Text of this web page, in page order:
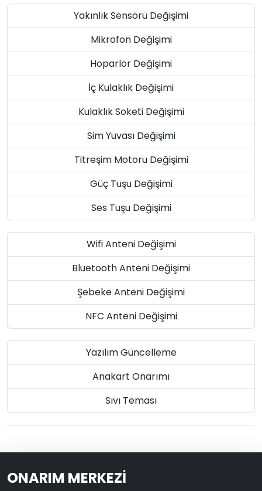
Yakınlık Sensörü Değişimi
Mikrofon Değişimi
Hoparlör Değişimi
İç Kulaklık Değişimi
Kulaklık Soketi Değişimi
Sim Yuvası Değişimi
Titreşim Motoru Değişimi
Güç Tuşu Değişimi
Ses Tuşu Değişimi
Wifi Anteni Değişimi
Bluetooth Anteni Değişimi
Şebeke Anteni Değişimi
NFC Anteni Değişimi
Yazılım Güncelleme
Anakart Onarımı
Sıvı Teması
ONARIM MERKEZİ